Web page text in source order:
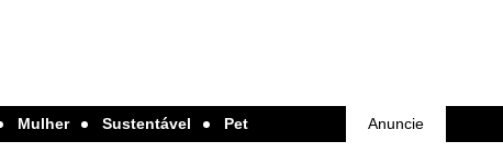
Mulher Sustentável Pet Anuncie